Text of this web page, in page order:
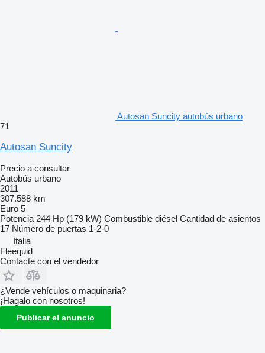
Autosan Suncity autobús urbano
71
Autosan Suncity
Precio a consultar
Autobús urbano
2011
307.588 km
Euro 5
Potencia 244 Hp (179 kW) Combustible diésel Cantidad de asientos
17 Número de puertas 1-2-0
Italia
Fleequid
Contacte con el vendedor
¿Vende vehículos o maquinaria?
¡Hagalo con nosotros!
Publicar el anuncio